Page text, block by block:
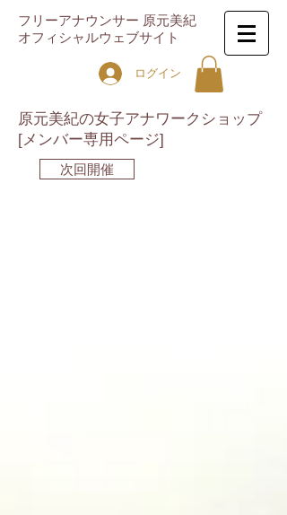
フリーアナウンサー 原元美紀
オフィシャルウェブサイト
ログイン
原元美紀の女子アナワークショップ
[メンバー専用ページ]
次回開催